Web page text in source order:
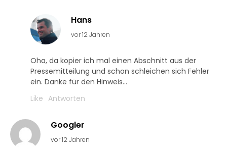
Hans
vor 12 Jahren
Oha, da kopier ich mal einen Abschnitt aus der
Pressemitteilung und schon schleichen sich Fehler
ein. Danke für den Hinweis…
Like Antworten
Googler
vor 12 Jahren